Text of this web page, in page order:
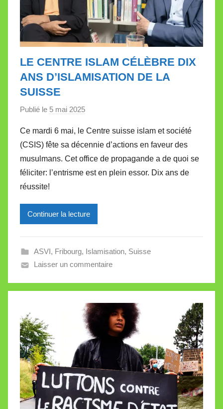
LE CENTRE ISLAM CÉLÈBRE DIX
ANS D’ISLAMISATION DE LA
SUISSE
Publié le 5 mai 2025
r
M
i
r
l
l
V
a
l
e
t
t
e
Ce mardi 6 mai, le Centre suisse islam et société
(CSIS) fête sa décennie d’actions en faveur des
musulmans. Cet office de propagande a de quoi se
féliciter: l’entrisme est en plein essor. Dix ans de
réussite!
Continuer la lecture
ASVI, Fribourg, Islamisation, Suisse
Laisser un commentaire